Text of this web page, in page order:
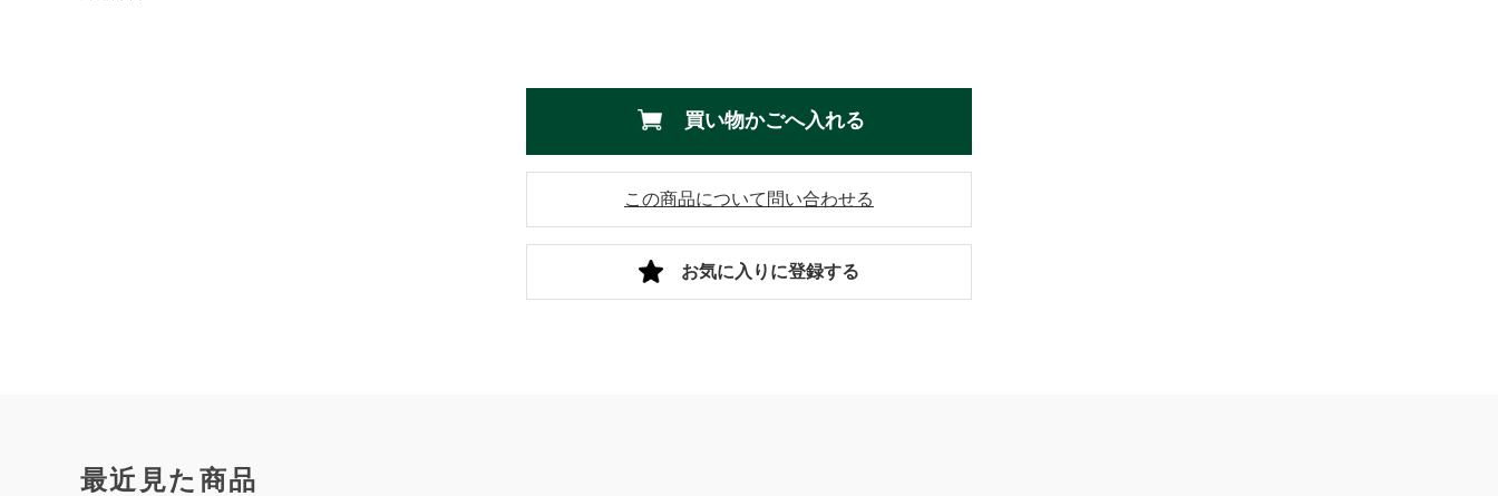
買い物かごへ入れる
この商品について問い合わせる
お気に入りに登録する
最近見た商品